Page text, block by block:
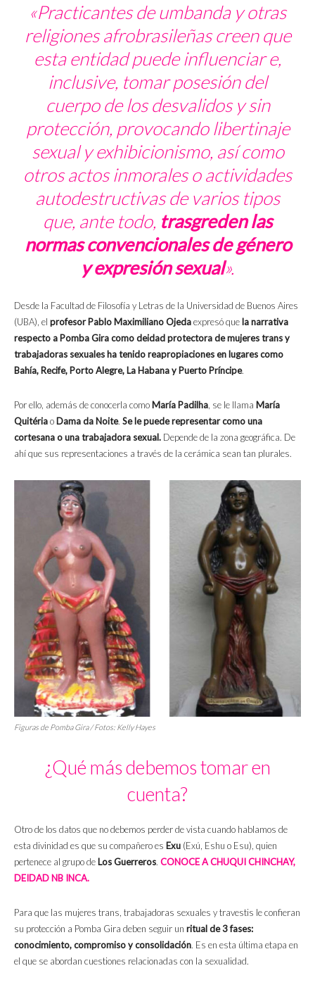
«Practicantes de umbanda y otras
religiones afrobrasileñas creen que
esta entidad puede influenciar e,
inclusive, tomar posesión del
cuerpo de los desvalidos y sin
protección, provocando libertinaje
sexual y exhibicionismo, así como
otros actos inmorales o actividades
autodestructivas de varios tipos
que, ante todo, trasgreden las
normas convencionales de género
y expresión sexual».
Desde la Facultad de Filosofía y Letras de la Universidad de Buenos Aires
(UBA), el profesor Pablo Maximiliano Ojedaexpresó que la narrativa
respecto a Pomba Gira como deidad protectora de mujeres trans y
trabajadoras sexuales ha tenido reapropiaciones en lugares como
Bahía, Recife, Porto Alegre, La Habana y Puerto Príncipe.
Por ello, además de conocerla como María Padilha, se le llama María
Quitériao Dama da Noite. Se le puede representar como una
cortesana o una trabajadora sexual. Depende de la zona geográfica. De
ahí que sus representaciones a través de la cerámica sean tan plurales.
Figuras de Pomba Gira / Fotos: Kelly Hayes
¿Qué más debemos tomar en
cuenta?
Otro de los datos que no debemos perder de vista cuando hablamos de
esta divinidad es que su compañero es Exu (Exú, Eshu o Esu), quien
pertenece al grupo deLos Guerreros. CONOCE A CHUQUI CHINCHAY,
DEIDAD NB INCA.
Para que las mujeres trans, trabajadoras sexuales y travestis le confieran
su protección a Pomba Gira deben seguir un ritual de 3 fases:
conocimiento, compromiso y consolidación. Es en esta última etapa en
el que se abordan cuestiones relacionadas con la sexualidad.